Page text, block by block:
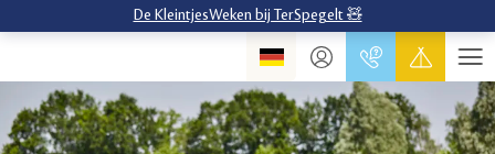
De KleintjesWeken bij TerSpegelt 🧸